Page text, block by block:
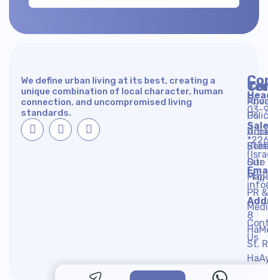
We define urban living at its best, creating a
unique combination of local character, human
connection, and uncompromised living
standards.
Us
Our
PR &
Us
03-
8
St.
Site
Map